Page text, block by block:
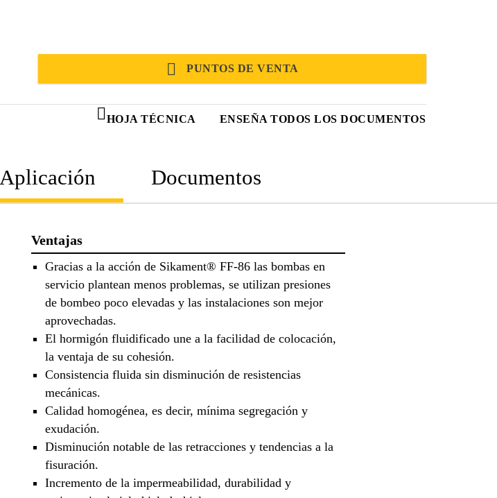
PUNTOS DE VENTA
HOJA TÉCNICA ENSEÑA TODOS LOS DOCUMENTOS
Aplicación Documentos
Ventajas
Gracias a la acción de Sikament® FF-86 las bombas en
servicio plantean menos problemas, se utilizan presiones
de bombeo poco elevadas y las instalaciones son mejor
aprovechadas.
El hormigón fluidificado une a la facilidad de colocación,
la ventaja de su cohesión.
Consistencia fluida sin disminución de resistencias
mecánicas.
Calidad homogénea, es decir, mínima segregación y
exudación.
Disminución notable de las retracciones y tendencias a la
fisuración.
Incremento de la impermeabilidad, durabilidad y